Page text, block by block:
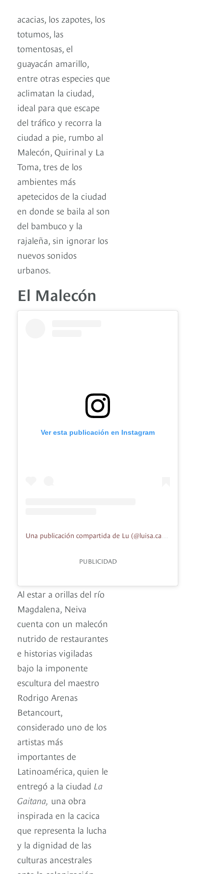
acacias, los zapotes, los
totumos, las
tomentosas, el
guayacán amarillo,
entre otras especies que
aclimatan la ciudad,
ideal para que escape
del tráfico y recorra la
ciudad a pie, rumbo al
Malecón, Quirinal y La
Toma, tres de los
ambientes más
apetecidos de la ciudad
en donde se baila al son
del bambuco y la
rajaleña, sin ignorar los
nuevos sonidos
urbanos.
El Malecón
Ver esta publicación en Instagram
PUBLICIDAD
Al estar a orillas del río
Magdalena, Neiva
cuenta con un malecón
nutrido de restaurantes
e historias vigiladas
bajo la imponente
escultura del maestro
Rodrigo Arenas
Betancourt,
considerado uno de los
artistas más
importantes de
Latinoamérica, quien le
entregó a la ciudad La
Gaitana, una obra
inspirada en la cacica
que representa la lucha
y la dignidad de las
culturas ancestrales